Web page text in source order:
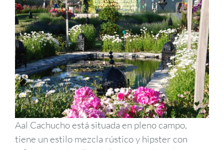
Aal Cachucho está situada en pleno campo,
tiene un estilo mezcla rústico y hipster con